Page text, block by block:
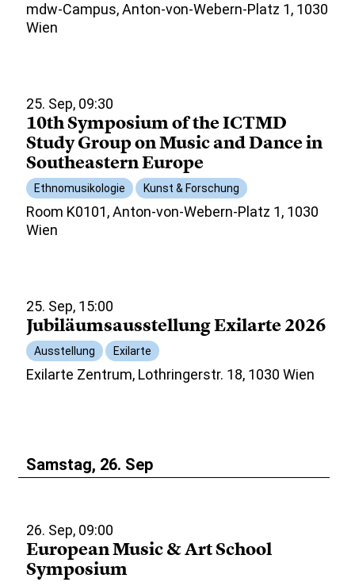
mdw-Campus, Anton-von-Webern-Platz 1, 1030
Wien
25. Sep, 09:30
10th Symposium of the ICTMD
Study Group on Music and Dance in
Southeastern Europe
Ethnomusikologie Kunst & Forschung
Room K0101, Anton-von-Webern-Platz 1, 1030
Wien
25. Sep, 15:00
Jubiläumsausstellung Exilarte 2026
Ausstellung Exilarte
Exilarte Zentrum, Lothringerstr. 18, 1030 Wien
Samstag, 26. Sep
26. Sep, 09:00
European Music & Art School
Symposium